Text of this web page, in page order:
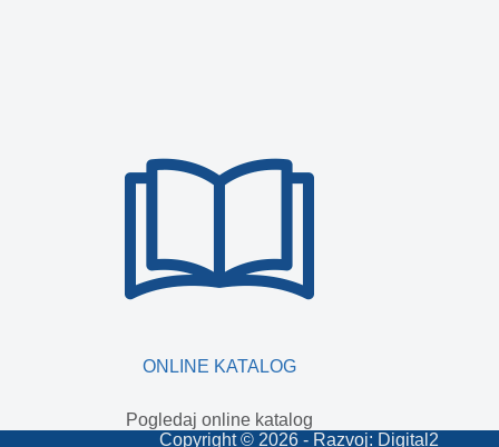
ONLINE KATALOG
Pogledaj online katalog
Copyright © 2026 - Razvoj: Digital2